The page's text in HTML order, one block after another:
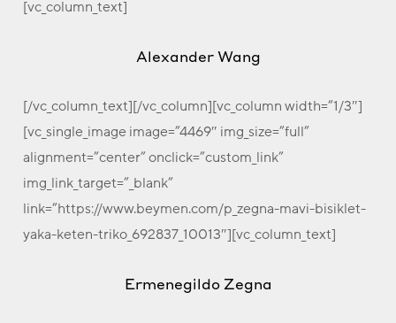
[vc_column_text]
Alexander Wang
[/vc_column_text][/vc_column][vc_column width=”1/3″]
[vc_single_image image=”4469″ img_size=”full”
alignment=”center” onclick=”custom_link”
img_link_target=”_blank”
link=”https://www.beymen.com/p_zegna-mavi-bisiklet-
yaka-keten-triko_692837_10013″][vc_column_text]
Ermenegildo Zegna